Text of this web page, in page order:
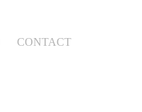
CONTACT